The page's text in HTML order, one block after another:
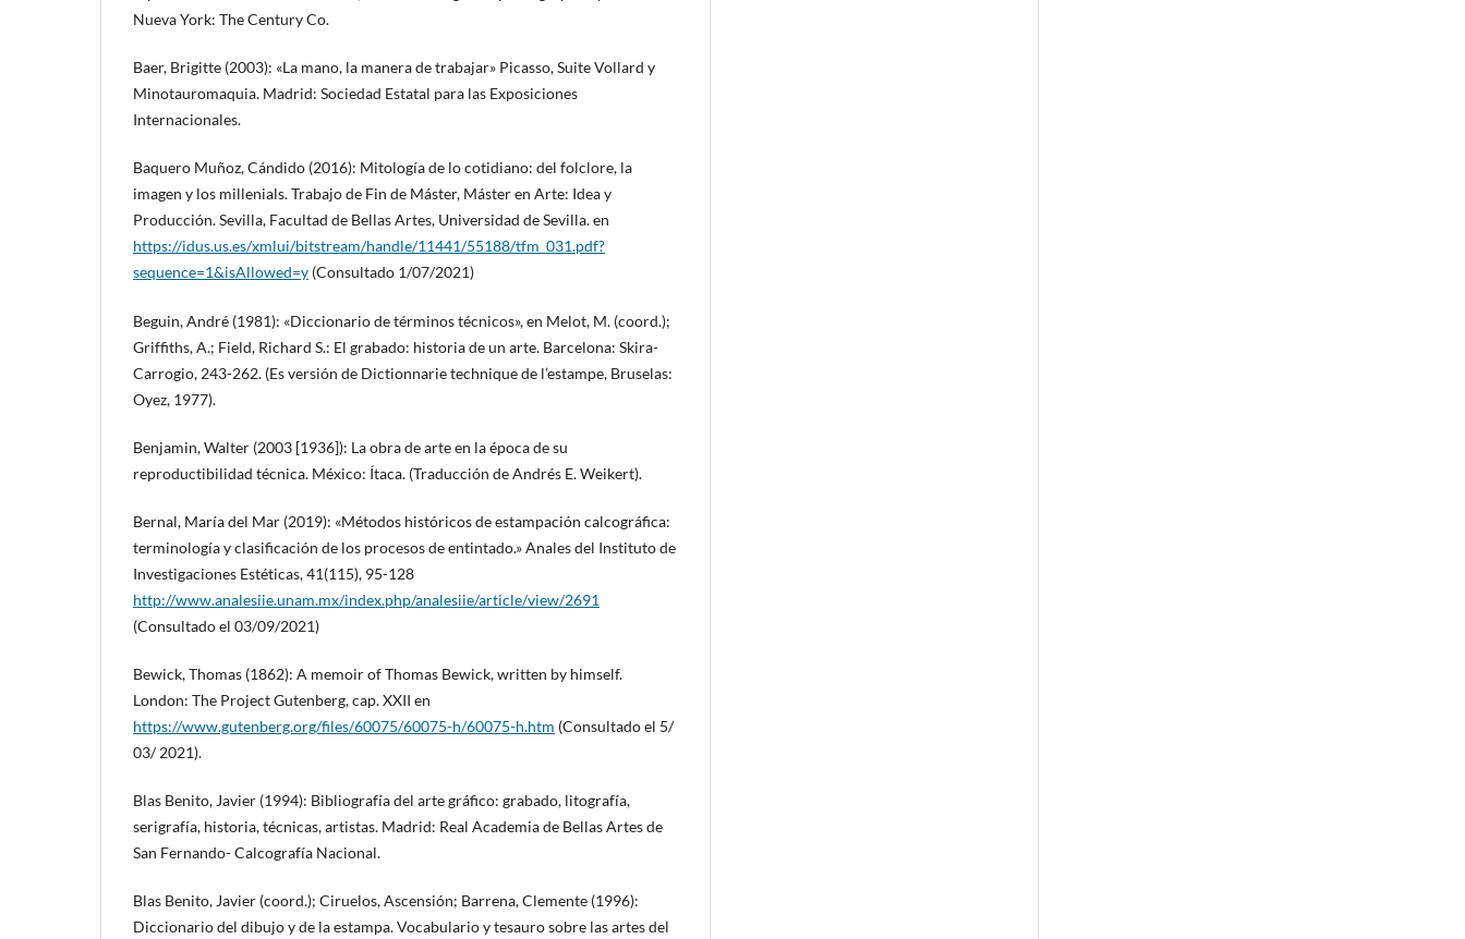
Nueva York: The Century Co.
Baer, Brigitte (2003): «La mano, la manera de trabajar» Picasso, Suite Vollard y
Minotauromaquia. Madrid: Sociedad Estatal para las Exposiciones
Internacionales.
Baquero Muñoz, Cándido (2016): Mitología de lo cotidiano: del folclore, la
imagen y los millenials. Trabajo de Fin de Máster, Máster en Arte: Idea y
Producción. Sevilla, Facultad de Bellas Artes, Universidad de Sevilla. en
https://idus.us.es/xmlui/bitstream/handle/11441/55188/tfm_031.pdf?
sequence=1&isAllowed=y (Consultado 1/07/2021)
Beguin, André (1981): «Diccionario de términos técnicos», en Melot, M. (coord.);
Griffiths, A.; Field, Richard S.: El grabado: historia de un arte. Barcelona: Skira-
Carrogio, 243-262. (Es versión de Dictionnarie technique de l’estampe, Bruselas:
Oyez, 1977).
Benjamin, Walter (2003 [1936]): La obra de arte en la época de su
reproductibilidad técnica. México: Ítaca. (Traducción de Andrés E. Weikert).
Bernal, María del Mar (2019): «Métodos históricos de estampación calcográfica:
terminología y clasificación de los procesos de entintado.» Anales del Instituto de
Investigaciones Estéticas, 41(115), 95-128
http://www.analesiie.unam.mx/index.php/analesiie/article/view/2691
(Consultado el 03/09/2021)
Bewick, Thomas (1862): A memoir of Thomas Bewick, written by himself.
London: The Project Gutenberg, cap. XXII en
https://www.gutenberg.org/files/60075/60075-h/60075-h.htm (Consultado el 5/
03/ 2021).
Blas Benito, Javier (1994): Bibliografía del arte gráfico: grabado, litografía,
serigrafía, historia, técnicas, artistas. Madrid: Real Academia de Bellas Artes de
San Fernando- Calcografía Nacional.
Blas Benito, Javier (coord.); Ciruelos, Ascensión; Barrena, Clemente (1996):
Diccionario del dibujo y de la estampa. Vocabulario y tesauro sobre las artes del